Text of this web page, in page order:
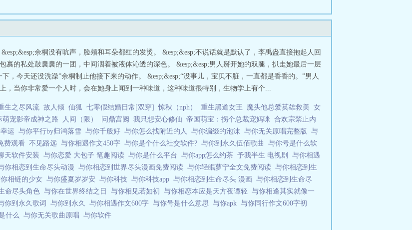
余桐没有吭声，脸颊和耳朵都红的发烫。 &esp;&esp;不说话就是默认了，李禹盎直接抱起人回
裹的私处鼓囊囊的一团，中间洇着被液体沁透的深色。 &esp;&esp;男人掰开她的双腿，扒走她最后一层
，今天还没洗澡”余桐制止他接下来的动作。 &esp;&esp;“没事儿，宝贝不脏，一直都是香香的。”男人
，当你非常爱一个人时，会在她身上闻到一种味道，这种味道很特别，生物学上有个...
生之尽风流 故人倾 仙狐 七零假结婚日常[双穿] 惊秋（nph） 重生黑道女王 魔头他总爱英雄救美 女
萌宠影帝成神之路 人间（限） 问鼎宫阙 我只想安心修仙 帝国萌宝：拐个总裁宠妈咪 合欢宗禁止内
运 与你平行by归鸿落雪 与你千般好 与你怎么找附近的人 与你编缀的泡沫 与你无关原唱完整版 与
费观看 不见路远 与你相遇作文450字 与你是个什么社交软件? 与你到永久伍佰歌曲 与你号是什么软
天软件安装 与你恋爱 大包子 笔趣阅读 与你是什么平台 与你app怎么约茶 予我半生 电视剧 与你相遇
你相恋到生命尽头动漫 与你相恋到世界尽头漫画免费阅读 与你轻眠萝宁全文免费阅读 与你相恋到生
相链的少女 与你盛夏岁岁安 与你科技 与你科技app 与你相恋到生命尽头 漫画 与你相恋到生命尽
命尽头角色 与你在世界终结之日 与你相见若如初 与你相恋本应是天方夜谭轻 与你相逢其实就像一
你到永久歌词 与你到永久 与你相遇作文600字 与你号是什么意思 与你apk 与你同行作文600字初
什么 与你无关歌曲原唱 与你软件